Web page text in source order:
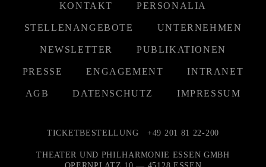
KONTAKT PERSONALIA
STELLENANGEBOTE UNTERNEHMEN
NEWSLETTER PUBLIKATIONEN
PRESSE ENGAGEMENT INTRANET
AGB DATENSCHUTZ IMPRESSUM
TICKETBESTELLUNG +49 201 81 22-200
THEATER UND PHILHARMONIE ESSEN GMBH